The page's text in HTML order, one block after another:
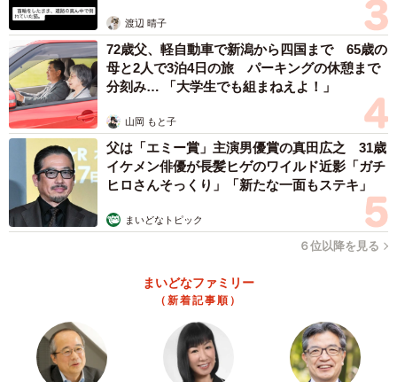
3/5
「ベストボディジャパン」で決勝進出、入賞／しらぴょんさん
また、現在のヘアスタイルに行きついた経緯には、見た目
だけでなく気持ちの面でも変化があったと話します。髪は
渡辺 晴子
72歳父、軽自動車で新潟から四国まで 65歳の
母と2人で3泊4日の旅 パーキングの休憩まで
分刻み… 「大学生でも組まねえよ！」
山岡 もと子
父は「エミー賞」主演男優賞の真田広之 31歳
イケメン俳優が長髪ヒゲのワイルド近影「ガチ
ヒロさんそっくり」「新たな一面もステキ」
まいどなトピック
６位以降を見る
まいどなファミリー
（新着記事順）